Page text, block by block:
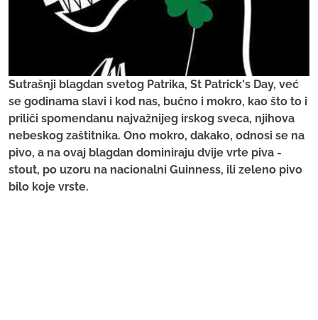
Sutrašnji blagdan svetog Patrika, St Patrick's Day, već
se godinama slavi i kod nas, bučno i mokro, kao što to i
priliči spomendanu najvažnijeg irskog sveca, njihova
nebeskog zaštitnika. Ono mokro, dakako, odnosi se na
pivo, a na ovaj blagdan dominiraju dvije vrte piva -
stout, po uzoru na nacionalni Guinness, ili zeleno pivo
bilo koje vrste.